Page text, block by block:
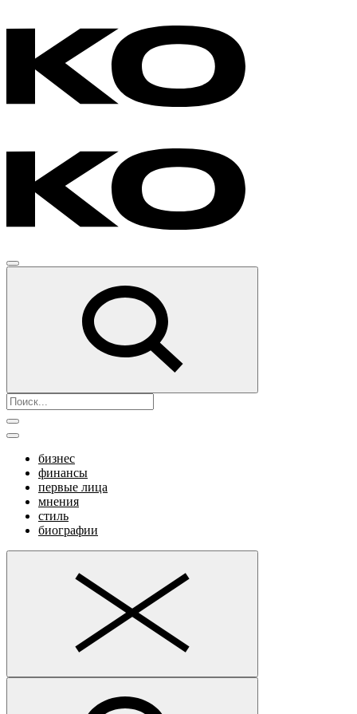
бизнес
финансы
первые лица
мнения
стиль
биографии